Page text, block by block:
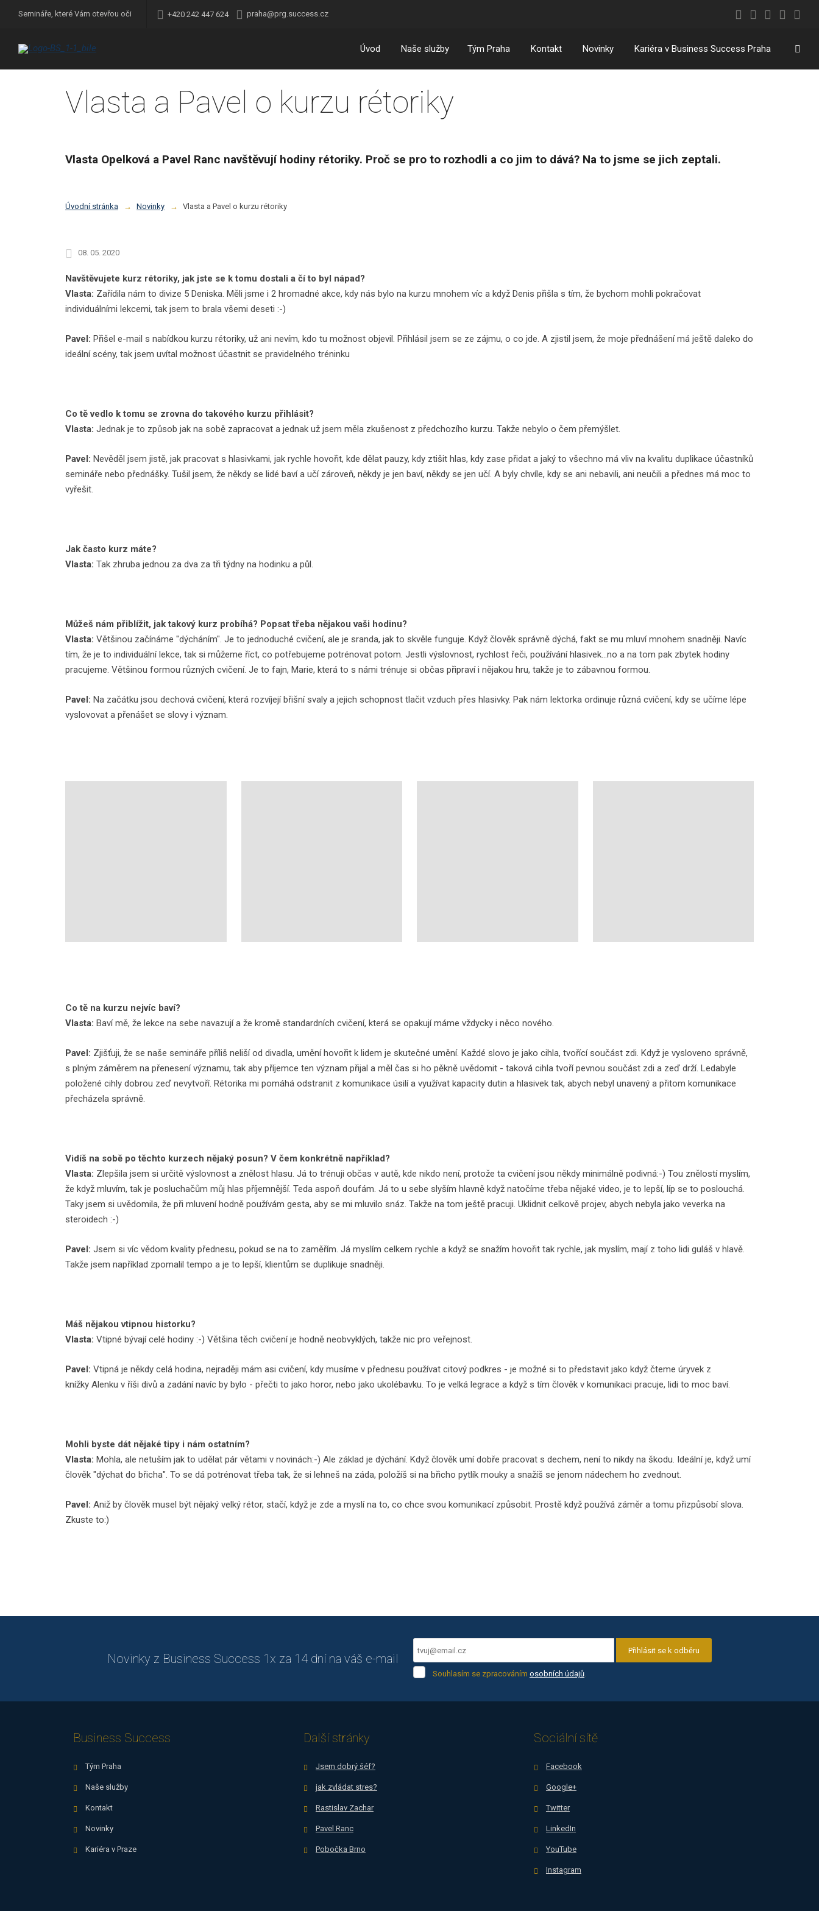
Semináře, které Vám otevřou oči +420 242 447 624 praha@prg.success.cz
Úvod Naše služby Tým Praha Kontakt Novinky Kariéra v Business Success Praha
Vlasta a Pavel o kurzu rétoriky
Vlasta Opelková a Pavel Ranc navštěvují hodiny rétoriky. Proč se pro to rozhodli a co jim to dává? Na to jsme se jich zeptali.
Úvodní stránka Novinky Vlasta a Pavel o kurzu rétoriky
08. 05. 2020
Navštěvujete kurz rétoriky, jak jste se k tomu dostali a čí to byl nápad?
Vlasta: Zařídila nám to divize 5 Deniska. Měli jsme i 2 hromadné akce, kdy nás bylo na kurzu mnohem víc a když Denis přišla s tím, že bychom mohli pokračovat
individuálními lekcemi, tak jsem to brala všemi deseti :-)
Pavel: Přišel e-mail s nabídkou kurzu rétoriky, už ani nevím, kdo tu možnost objevil. Přihlásil jsem se ze zájmu, o co jde. A zjistil jsem, že moje přednášení má ještě daleko do
ideální scény, tak jsem uvítal možnost účastnit se pravidelného tréninku
Co tě vedlo k tomu se zrovna do takového kurzu přihlásit?
Vlasta: Jednak je to způsob jak na sobě zapracovat a jednak už jsem měla zkušenost z předchozího kurzu. Takže nebylo o čem přemýšlet.
Pavel: Nevěděl jsem jistě, jak pracovat s hlasivkami, jak rychle hovořit, kde dělat pauzy, kdy ztišit hlas, kdy zase přidat a jaký to všechno má vliv na kvalitu duplikace účastníků
semináře nebo přednášky. Tušil jsem, že někdy se lidé baví a učí zároveň, někdy je jen baví, někdy se jen učí. A byly chvíle, kdy se ani nebavili, ani neučili a přednes má moc to
vyřešit.
Jak často kurz máte?
Vlasta: Tak zhruba jednou za dva za tři týdny na hodinku a půl.
Můžeš nám přiblížit, jak takový kurz probíhá? Popsat třeba nějakou vaši hodinu?
Vlasta: Většinou začínáme "dýcháním". Je to jednoduché cvičení, ale je sranda, jak to skvěle funguje. Když člověk správně dýchá, fakt se mu mluví mnohem snadněji. Navíc
tím, že je to individuální lekce, tak si můžeme říct, co potřebujeme potrénovat potom. Jestli výslovnost, rychlost řeči, používání hlasivek...no a na tom pak zbytek hodiny
pracujeme. Většinou formou různých cvičení. Je to fajn, Marie, která to s námi trénuje si občas připraví i nějakou hru, takže je to zábavnou formou.
Pavel: Na začátku jsou dechová cvičení, která rozvíjejí břišní svaly a jejich schopnost tlačit vzduch přes hlasivky. Pak nám lektorka ordinuje různá cvičení, kdy se učíme lépe
vyslovovat a přenášet se slovy i význam.
Co tě na kurzu nejvíc baví?
Vlasta: Baví mě, že lekce na sebe navazují a že kromě standardních cvičení, která se opakují máme vždycky i něco nového.
Pavel: Zjišťuji, že se naše semináře příliš neliší od divadla, umění hovořit k lidem je skutečné umění. Každé slovo je jako cihla, tvořící součást zdi. Když je vysloveno správně,
s plným záměrem na přenesení významu, tak aby příjemce ten význam přijal a měl čas si ho pěkně uvědomit - taková cihla tvoří pevnou součást zdi a zeď drží. Ledabyle
položené cihly dobrou zeď nevytvoří. Rétorika mi pomáhá odstranit z komunikace úsilí a využívat kapacity dutin a hlasivek tak, abych nebyl unavený a přitom komunikace
přecházela správně.
Vidíš na sobě po těchto kurzech nějaký posun? V čem konkrétně například?
Vlasta: Zlepšila jsem si určitě výslovnost a znělost hlasu. Já to trénuji občas v autě, kde nikdo není, protože ta cvičení jsou někdy minimálně podivná:-) Tou znělostí myslím,
že když mluvím, tak je posluchačům můj hlas příjemnější. Teda aspoň doufám. Já to u sebe slyším hlavně když natočíme třeba nějaké video, je to lepší, líp se to poslouchá.
Taky jsem si uvědomila, že při mluvení hodně používám gesta, aby se mi mluvilo snáz. Takže na tom ještě pracuji. Uklidnit celkově projev, abych nebyla jako veverka na
steroidech :-)
Pavel: Jsem si víc vědom kvality přednesu, pokud se na to zaměřím. Já myslím celkem rychle a když se snažím hovořit tak rychle, jak myslím, mají z toho lidi guláš v hlavě.
Takže jsem například zpomalil tempo a je to lepší, klientům se duplikuje snadněji.
Máš nějakou vtipnou historku?
Vlasta: Vtipné bývají celé hodiny :-) Většina těch cvičení je hodně neobvyklých, takže nic pro veřejnost.
Pavel: Vtipná je někdy celá hodina, nejraději mám asi cvičení, kdy musíme v přednesu používat citový podkres - je možné si to představit jako když čteme úryvek z
knížky Alenku v říši divů a zadání navíc by bylo - přečti to jako horor, nebo jako ukolébavku. To je velká legrace a když s tím člověk v komunikaci pracuje, lidi to moc baví.
Mohli byste dát nějaké tipy i nám ostatním?
Vlasta: Mohla, ale netuším jak to udělat pár větami v novinách:-) Ale základ je dýchání. Když člověk umí dobře pracovat s dechem, není to nikdy na škodu. Ideální je, když umí
člověk "dýchat do břicha". To se dá potrénovat třeba tak, že si lehneš na záda, položíš si na břicho pytlík mouky a snažíš se jenom nádechem ho zvednout.
Pavel: Aniž by člověk musel být nějaký velký rétor, stačí, když je zde a myslí na to, co chce svou komunikací způsobit. Prostě když používá záměr a tomu přizpůsobí slova.
Zkuste to:)
Novinky z Business Success 1x za 14 dní na váš e-mail
Souhlasím
osobních
Souhlasím se zpracovánímosobních údajů.
Přihlásit se k odběru
Business Success
Tým Praha
Naše služby
Kontakt
Novinky
Kariéra v Praze
Další stránky
Jsem dobrý šéf?
jak zvládat stres?
Rastislav Zachar
Pavel Ranc
Pobočka Brno
Sociální sítě
Facebook
Google+
Twitter
LinkedIn
YouTube
Instagram